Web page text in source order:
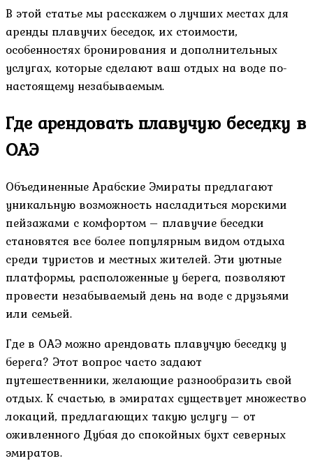
В этой статье мы расскажем о лучших местах для
аренды плавучих беседок, их стоимости,
особенностях бронирования и дополнительных
услугах, которые сделают ваш отдых на воде по-
настоящему незабываемым.
Где арендовать плавучую беседку в
ОАЭ
Объединенные Арабские Эмираты предлагают
уникальную возможность насладиться морскими
пейзажами с комфортом – плавучие беседки
становятся все более популярным видом отдыха
среди туристов и местных жителей. Эти уютные
платформы, расположенные у берега, позволяют
провести незабываемый день на воде с друзьями
или семьей.
Где в ОАЭ можно арендовать плавучую беседку у
берега? Этот вопрос часто задают
путешественники, желающие разнообразить свой
отдых. К счастью, в эмиратах существует множество
локаций, предлагающих такую услугу – от
оживленного Дубая до спокойных бухт северных
эмиратов.